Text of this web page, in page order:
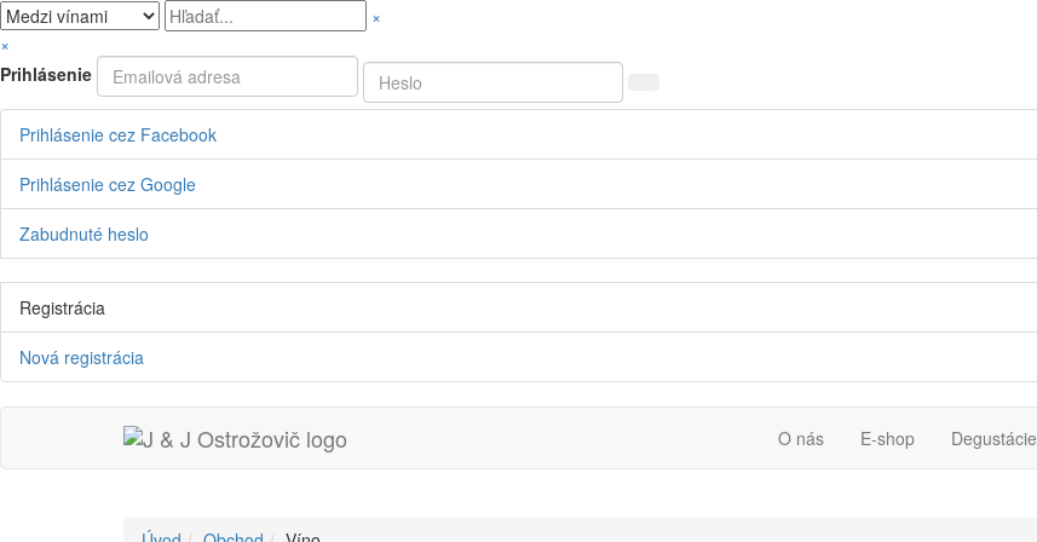
×
×
Prihlásenie
Prihlásenie cez Facebook
Prihlásenie cez Google
Zabudnuté heslo
Registrácia
Nová registrácia
O nás E-shop Degustácie